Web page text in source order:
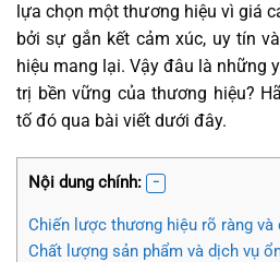
lựa chọn một thương hiệu vì giá
bởi sự gắn kết cảm xúc, uy tín
hiệu mang lại. Vậy đâu là những
trị bền vững của thương hiệu?
tố đó qua bài viết dưới đây.
Nội dung chính:
Chiến lược thương hiệu rõ ràng và
Chất lượng sản phẩm và dịch vụ